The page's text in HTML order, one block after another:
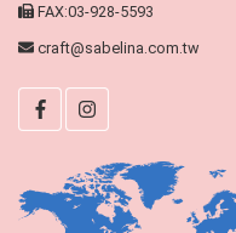
FAX:03-928-5593
craft@sabelina.com.tw